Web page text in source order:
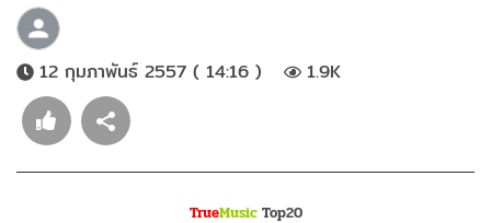
12 กุมภาพันธ์ 2557 ( 14:16 ) 1.9K
TrueMusicTop20